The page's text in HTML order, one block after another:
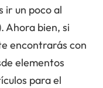
ir un poco al
Ahora bien, si
encontrarás con
elementos
para el